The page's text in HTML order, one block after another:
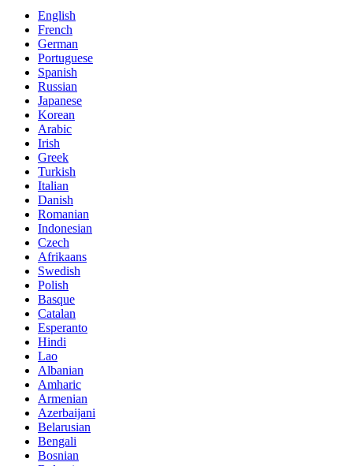
English
French
German
Portuguese
Spanish
Russian
Japanese
Korean
Arabic
Irish
Greek
Turkish
Italian
Danish
Romanian
Indonesian
Czech
Afrikaans
Swedish
Polish
Basque
Catalan
Esperanto
Hindi
Lao
Albanian
Amharic
Armenian
Azerbaijani
Belarusian
Bengali
Bosnian